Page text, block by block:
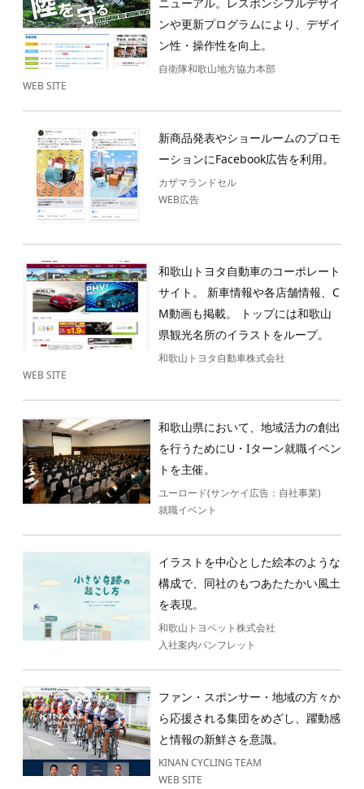
ンや更新プログラムにより、デザイ
ン性・操作性を向上。
自衛隊和歌山地方協力本部
WEB SITE
新商品発表やショールームのプロモ
ーションにFacebook広告を利用。
カザマランドセル
WEB広告
和歌山トヨタ自動車のコーポレート
サイト。 新車情報や各店舗情報、C
M動画も掲載。 トップには和歌山
県観光名所のイラストをループ。
和歌山トヨタ自動車株式会社
WEB SITE
和歌山県において、地域活力の創出
を行うためにU・Iターン就職イベン
トを主催。
ユーロード(サンケイ広告：自社事業)
就職イベント
イラストを中心とした絵本のような
構成で、同社のもつあたたかい風土
を表現。
和歌山トヨペット株式会社
入社案内パンフレット
ファン・スポンサー・地域の方々か
ら応援される集団をめざし、躍動感
と情報の新鮮さを意識。
KINAN CYCLING TEAM
WEB SITE